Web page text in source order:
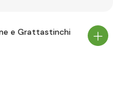
e Grattastinchi